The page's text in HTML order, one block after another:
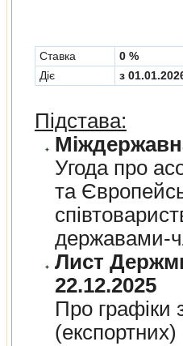
Cтавка
0 %
Діє
з
Підстава:
Угода про
та
державами-
Лист
22.12.2025
Про графiки